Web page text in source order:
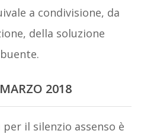
a condivisione, da
della soluzione
2018
il silenzio assenso è